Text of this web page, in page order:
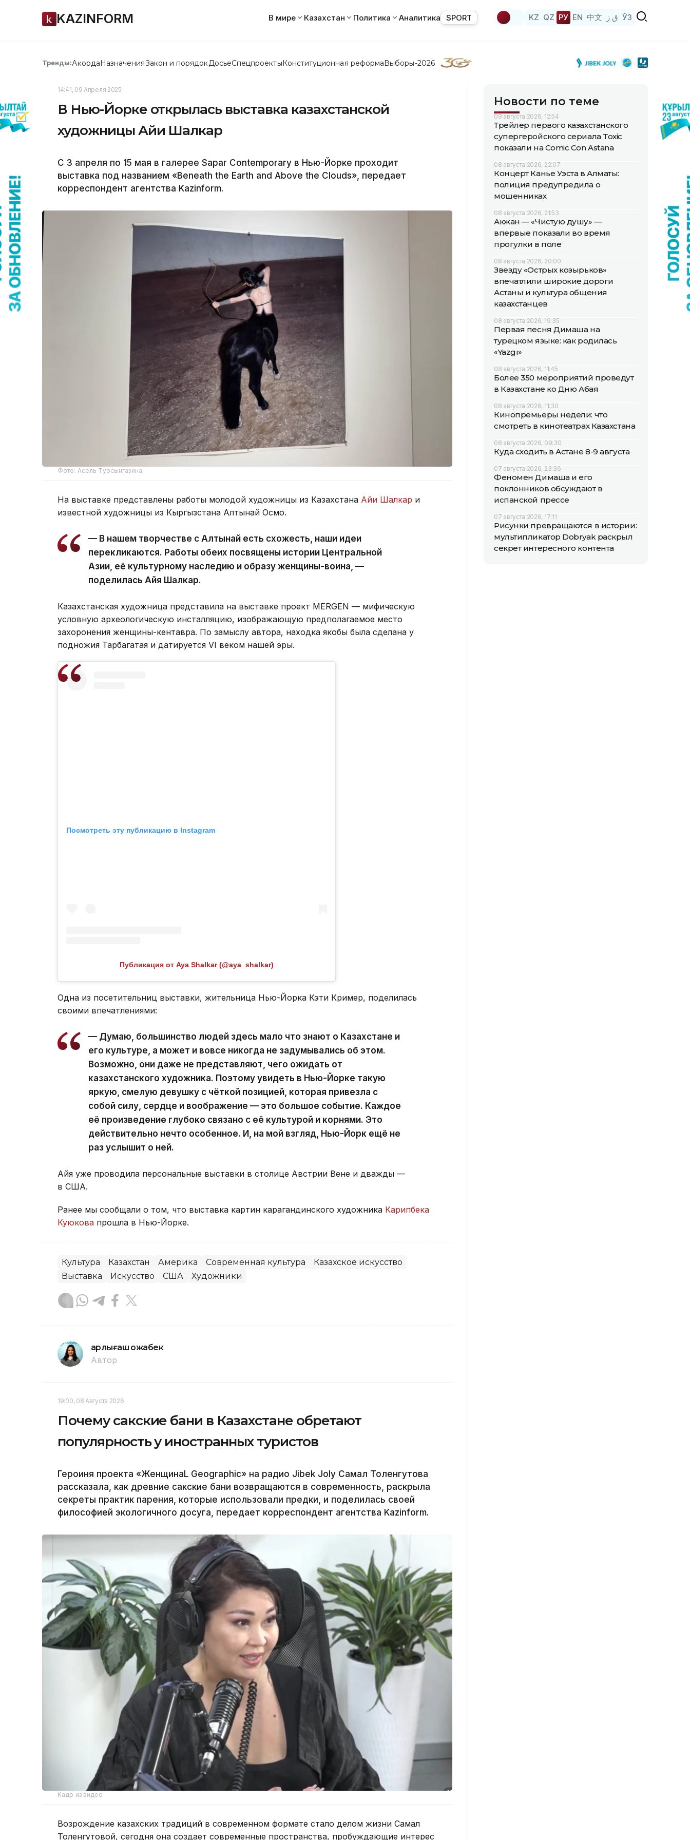
KAZINFORM В мире Казахстан Политика Аналитика SPORT KZ QZ РУ EN 中文 ق ز ЎЗ
Тренды:АкордаНазначенияЗакон и порядок ДосьеСпецпроектыКонституционная реформаВыборы-2026
14:41, 09 Апреля 2025
В Нью-Йорке открылась выставка казахстанской
художницы Айи Шалкар
С 3 апреля по 15 мая в галерее Sapar Contemporary в Нью-Йорке проходит
выставка под названием «Beneath the Earth and Above the Clouds», передает
корреспондент агентства Kazinform.
Фото: Асель Турсынгазина
На выставке представлены работы молодой художницы из Казахстана Айи Шалкар и
известной художницы из Кыргызстана Алтынай Осмо.
— В нашем творчестве с Алтынай есть схожесть, наши идеи
перекликаются. Работы обеих посвящены истории Центральной
Азии, её культурному наследию и образу женщины-воина, —
поделилась Айя Шалкар.
Казахстанская художница представила на выставке проект MERGEN — мифическую
условную археологическую инсталляцию, изображающую предполагаемое место
захоронения женщины-кентавра. По замыслу автора, находка якобы была сделана у
подножия Тарбагатая и датируется VI веком нашей эры.
Посмотреть эту публикацию в Instagram
Публикация от Aya Shalkar (@aya_shalkar)
Одна из посетительниц выставки, жительница Нью-Йорка Кэти Кример, поделилась
своими впечатлениями:
— Думаю, большинство людей здесь мало что знают о Казахстане и
его культуре, а может и вовсе никогда не задумывались об этом.
Возможно, они даже не представляют, чего ожидать от
казахстанского художника. Поэтому увидеть в Нью-Йорке такую
яркую, смелую девушку с чёткой позицией, которая привезла с
собой силу, сердце и воображение — это большое событие. Каждое
её произведение глубоко связано с её культурой и корнями. Это
действительно нечто особенное. И, на мой взгляд, Нью-Йорк ещё не
раз услышит о ней.
Айя уже проводила персональные выставки в столице Австрии Вене и дважды —
в США.
Ранее мы сообщали о том, что выставка картин карагандинского художника Карипбека
Куюкова прошла в Нью-Йорке.
Культура Казахстан Америка Современная культура
Казахское искусство
Выставка
Искусство США Художники
Қарлығаш Қожабек
Автор
19:00, 08 Августа 2026
Почему сакские бани в Казахстане обретают
популярность у иностранных туристов
Героиня проекта «ЖенщинаL Geographic» на радио Jibek Joly Самал Толенгутова
рассказала, как древние сакские бани возвращаются в современность, раскрыла
секреты практик парения, которые использовали предки, и поделилась своей
философией экологичного досуга, передает корреспондент агентства Kazinform.
Кадр из видео
Возрождение казахских традиций в современном формате стало делом жизни Самал
Толенгутовой, сегодня она создает современные пространства, пробуждающие интерес
Новости по теме
09 августа 2026, 12:54
Трейлер первого казахстанского
супергеройского сериала Toxic
показали на Comic Con Astana
08 августа 2026, 22:07
Концерт Канье Уэста в Алматы:
полиция предупредила о
мошенниках
08 августа 2026, 21:53
Акжан — «Чистую душу» —
впервые показали во время
прогулки в поле
08 августа 2026, 20:00
Звезду «Острых козырьков»
впечатлили широкие дороги
Астаны и культура общения
казахстанцев
08 августа 2026, 19:35
Первая песня Димаша на
турецком языке: как родилась
«Yazgı»
08 августа 2026, 11:45
Более 350 мероприятий проведут
в Казахстане ко Дню Абая
08 августа 2026, 11:30
Кинопремьеры недели: что
смотреть в кинотеатрах Казахстана
08 августа 2026, 09:30
Куда сходить в Астане 8-9 августа
07 августа 2026, 23:36
Феномен Димаша и его
поклонников обсуждают в
испанской прессе
07 августа 2026, 17:11
Рисунки превращаются в истории:
мультипликатор Dobryak раскрыл
секрет интересного контента